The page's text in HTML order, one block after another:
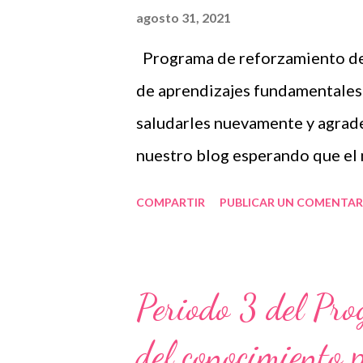
forma parte del programa de
Agradecemos con mucho
material que sin duda alguna
que nosotros únicam...
agosto 31, 2021
Programa de reforzamiento
de aprendizajes
saludarles nuevamente y
nuestro blog esperando que el
podemos trabajar y las
asignaturas de español,
COMPARTIR PUBLICAR UN
Periodo 3 del